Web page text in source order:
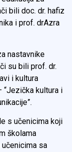
bili doc. dr. hafiz
i prof. drAzra
nastavnike
su bili prof. dr.
i kultura
“Jezička kultura i
s učenicima koji
školama
sa